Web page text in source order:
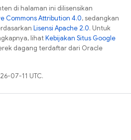
di halaman ini dilisensikan
Commons Attribution 4.0, sedangkan
Lisensi Apache 2.0. Untuk
lihatKebijakan Situs Google
dagang terdaftar dari Oracle
07-11 UTC.